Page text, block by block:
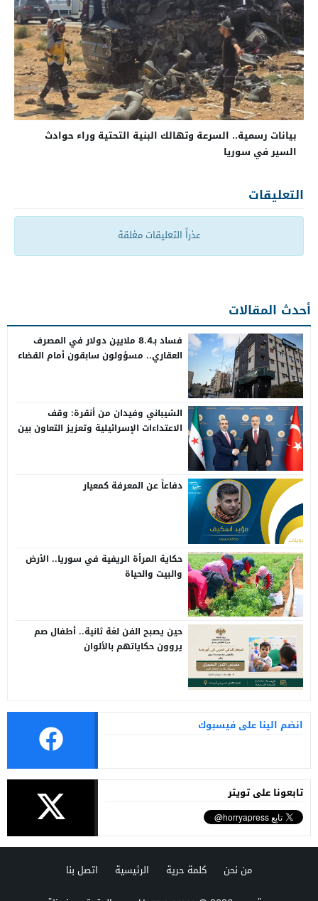
بيانات رسمية.. السرعة وتهالك البنية التحتية وراء حوادث
السير في سوريا
التعليقات
عذراً التعليقات مغلقة
أحدث المقالات
فساد بـ8.4 ملايين دولار في المصرف
العقاري.. مسؤولون سابقون أمام القضاء
الشيباني وفيدان من أنقرة: وقف
الاعتداءات الإسرائيلية وتعزيز التعاون بين
دفاعاً عن المعرفة كمعيار
حكاية المرأة الريفية في سوريا.. الأرض
والبيت والحياة
حين يصبح الفن لغة ثانية.. أطفال صم
يروون حكاياتهم بالألوان
انضم الينا على فيسبوك
تابعونا على تويتر
من نحن كلمة حرية الرئيسية
اتصل بنا